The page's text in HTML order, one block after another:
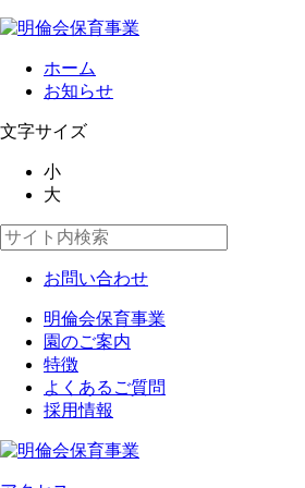
ホーム
お知らせ
文字サイズ
小
大
お問い合わせ
明倫会保育事業
園のご案内
特徴
よくあるご質問
採用情報